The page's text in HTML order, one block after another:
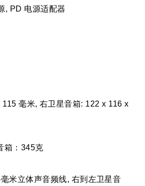
, PD 电源适配器
毫米, 右卫星音箱: 122 x 116 x
箱：345克
米立体声音频线, 右到左卫星音